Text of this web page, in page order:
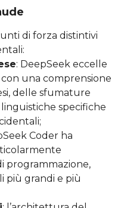
di forza distintivi
: DeepSeek eccelle
con una comprensione
delle sfumature
specifiche
Coder ha
programmazione,
più grandi e più